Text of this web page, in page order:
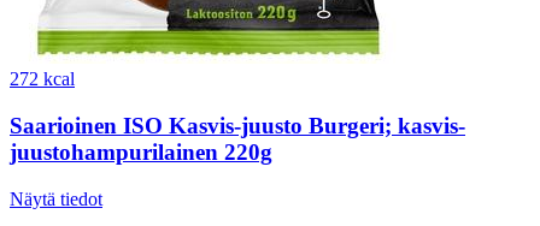
272 kcal
Saarioinen ISO Kasvis-juusto Burgeri; kasvis-
juustohampurilainen 220g
Näytä tiedot